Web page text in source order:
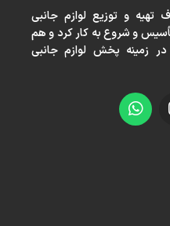
تهيه و توزيع لوازم جانبی
و موبايل در سال ١٣٨٢ تأسيس و شروع به كار كرد و هم
زمينه پخش لوازم جانبی